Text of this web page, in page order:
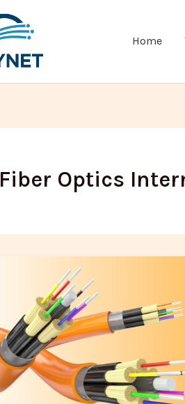
Home
Fiber Optics